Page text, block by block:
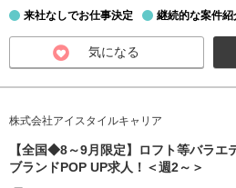
来社なしでお仕事決定 継続的な案件紹
気になる
株式会社アイスタイルキャリア
【全国◆8～9月限定】ロフト等バラエ
ブランドPOP UP求人！＜週2～＞